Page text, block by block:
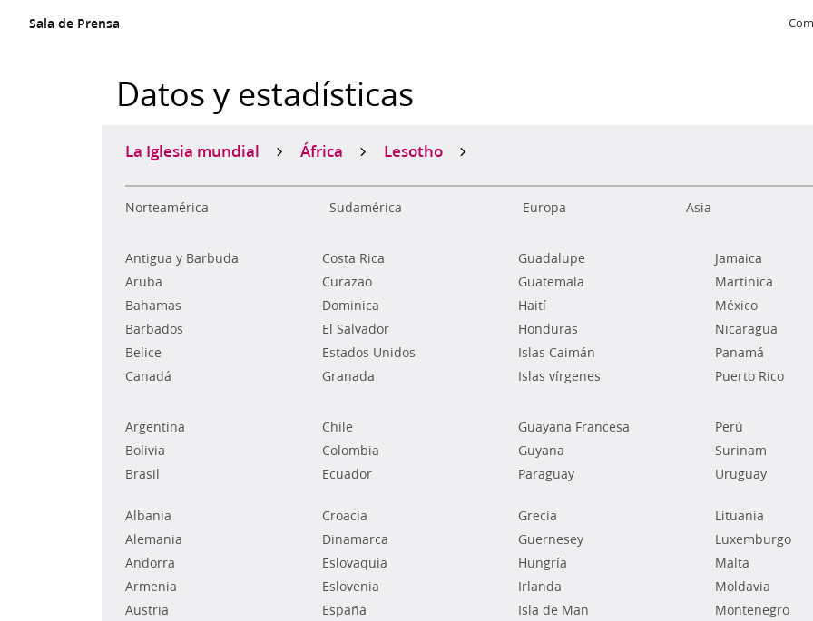
Sala de Prensa
Datos y estadísticas
La Iglesia mundial África Lesotho
Norteamérica Sudamérica Europa Asia
Antigua y Barbuda
Aruba
Bahamas
Barbados
Belice
Canadá
Costa Rica
Curazao
Dominica
El Salvador
Estados Unidos
Granada
Guadalupe
Guatemala
Haití
Honduras
Islas Caimán
Islas vírgenes
Jamaica
Martinica
México
Nicaragua
Panamá
Puerto Rico
Argentina
Bolivia
Brasil
Chile
Colombia
Ecuador
Guayana Francesa
Guyana
Paraguay
Perú
Surinam
Uruguay
Albania
Alemania
Andorra
Armenia
Austria
Croacia
Dinamarca
Eslovaquia
Eslovenia
España
Grecia
Guernesey
Hungría
Irlanda
Isla de Man
Lituania
Luxemburgo
Malta
Moldavia
Montenegro